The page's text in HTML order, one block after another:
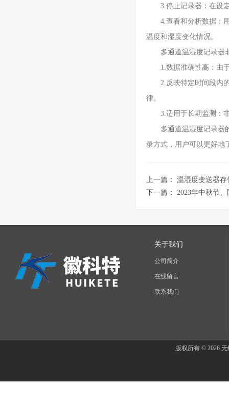
3.停止记录器：在设定
4.查看和分析数据：用
温度和湿度变化情况。
多通道温湿度记录器
1.数据准确性高：由于
2.反映特定时间段内的
律。
3.适用于长期监测：非
多通道温湿度记录器的
录方式，用户可以更好地
上一篇： 温湿度变送器
下一篇： 2023年中秋节
关于我们
公司简介
在线留言
联系我们
版权所有 © 2026